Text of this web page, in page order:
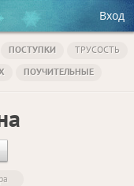
Вход
ПОСТУПКИ
ТРУСОСТЬ
ПОУЧИТЕЛЬНЫЕ